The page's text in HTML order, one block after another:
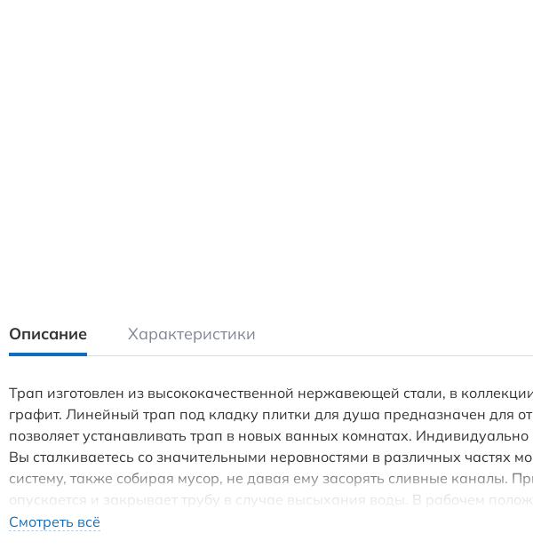
Описание Характеристики
Трап изготовлен из высококачественной нержавеющей стали, в
графит. Линейный трап под кладку плитки для душа предназначен для
позволяет устанавливать трап в новых ванных комнатах.
Вы сталкиваетесь со значительными неровностями в различных частях
систему, также собирая мусор, не давая ему засорять сливные каналы.
опускается и закрывает трубу в случае высыхания воды. В рабочем
один из вариантов гидрозатвора. Если трап не используется, то вода из
Смотреть всё